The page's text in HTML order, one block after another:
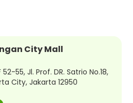
City Mall
55, Jl. Prof. DR. Satrio No.18,
City, Jakarta 12950